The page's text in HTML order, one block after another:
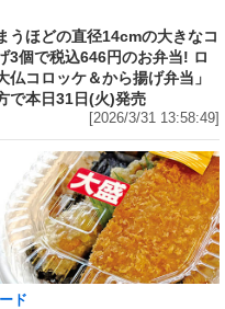
うほどの直径14cmの大きなコ
3個で税込646円のお弁当! ロ
仏コロッケ＆から揚げ弁当」
で本日31日(火)発売
[2026/3/31 13:58:49]
ド